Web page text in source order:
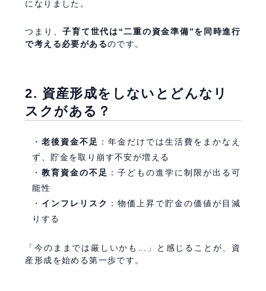
になりました。
つまり、子育て世代は“二重の資金準備”を同時進行
で考える必要があるのです。
2. 資産形成をしないとどんなリ
スクがある？
老後資金不足 ：年金だけでは生活費をまかなえ
ず、貯金を取り崩す不安が増える
教育資金の不足 ：子どもの進学に制限が出る可
能性
インフレリスク
：物価上昇で貯金の価値が目減
りする
「今のままでは厳しいかも…」と感じることが、資
産形成を始める第一歩です。